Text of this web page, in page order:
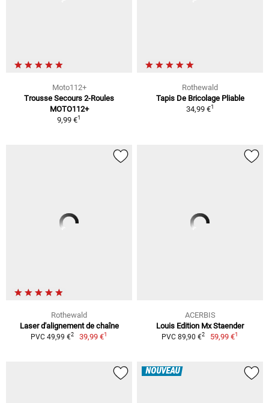
Moto112+
Trousse Secours 2-Roules
MOTO112+
9,99 €1
Rothewald
Tapis De Bricolage Pliable
34,99 €1
Rothewald
Laser d'alignement de chaîne
PVC 49,99 €2 39,99 €1
ACERBIS
Louis Edition Mx Staender
PVC 89,90 €2 59,99 €1
NOUVEAU